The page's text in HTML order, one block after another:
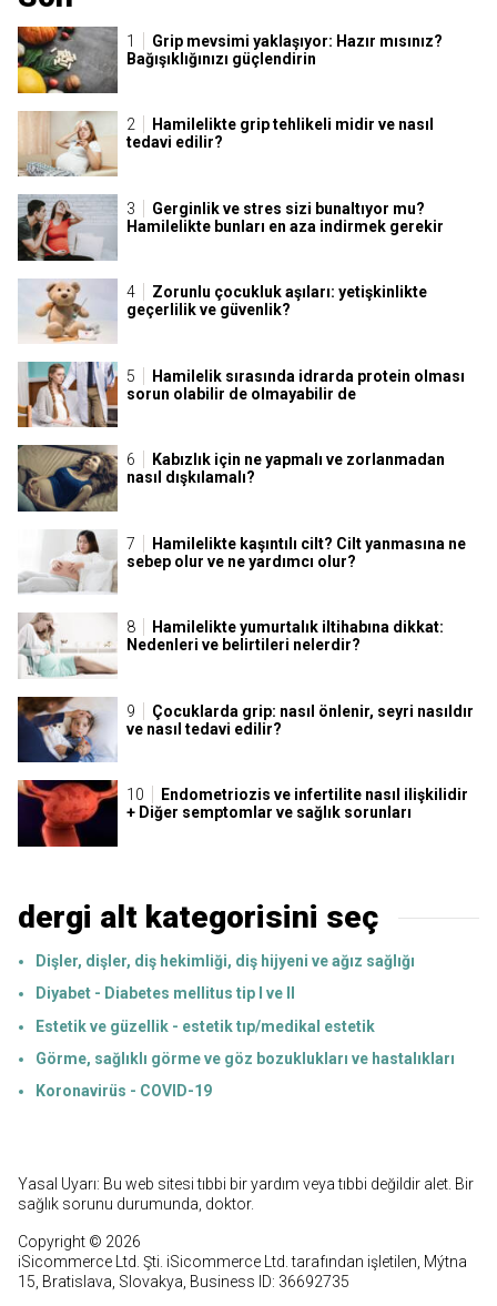
Grip mevsimi yaklaşıyor: Hazır mısınız?
Bağışıklığınızı güçlendirin
Hamilelikte grip tehlikeli midir ve nasıl
tedavi edilir?
Gerginlik ve stres sizi bunaltıyor mu?
Hamilelikte bunları en aza indirmek gerekir
Zorunlu çocukluk aşıları: yetişkinlikte
geçerlilik ve güvenlik?
Hamilelik sırasında idrarda protein olması
sorun olabilir de olmayabilir de
Kabızlık için ne yapmalı ve zorlanmadan
nasıl dışkılamalı?
Hamilelikte kaşıntılı cilt? Cilt yanmasına ne
sebep olur ve ne yardımcı olur?
Hamilelikte yumurtalık iltihabına dikkat:
Nedenleri ve belirtileri nelerdir?
Çocuklarda grip: nasıl önlenir, seyri nasıldır
ve nasıl tedavi edilir?
Endometriozis ve infertilite nasıl ilişkilidir
+ Diğer semptomlar ve sağlık sorunları
dergi alt kategorisini seç
Dişler, dişler, diş hekimliği, diş hijyeni ve ağız sağlığı
Diyabet - Diabetes mellitus tip I ve II
Estetik ve güzellik - estetik tıp/medikal estetik
Görme, sağlıklı görme ve göz bozuklukları ve hastalıkları
Koronavirüs - COVID-19
Yasal Uyarı: Bu web sitesi tıbbi bir yardım veya tıbbi değildir alet. Bir
sağlık sorunu durumunda, doktor.
Copyright © 2026
iSicommerce Ltd. Şti. iSicommerce Ltd. tarafından işletilen, Mýtna
15, Bratislava, Slovakya, Business ID: 36692735